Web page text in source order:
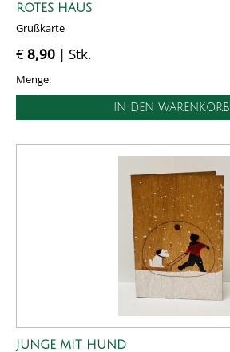
ROTES HAUS
Grußkarte
€8,90 | Stk.
Menge:
IN DEN WARENKORB
JUNGE MIT HUND